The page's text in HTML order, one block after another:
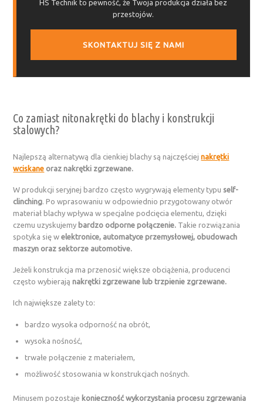
HS Technik to pewność, że Twoja produkcja działa bez
przestojów.
SKONTAKTUJ SIĘ Z NAMI
Co zamiast nitonakrętki do blachy i konstrukcji
stalowych?
Najlepszą alternatywą dla cienkiej blachy są najczęściejnakrętki
wciskane oraz nakrętki zgrzewane.
W produkcji seryjnej bardzo często wygrywają elementy typu self-
clinching. Po wprasowaniu w odpowiednio przygotowany otwór
materiał blachy wpływa w specjalne podcięcia elementu, dzięki
czemu uzyskujemy bardzo odporne połączenie. Takie rozwiązania
spotyka się welektronice, automatyce przemysłowej, obudowach
maszyn oraz sektorze automotive.
Jeżeli konstrukcja ma przenosić większe obciążenia, producenci
często wybierająnakrętki zgrzewane lub trzpienie zgrzewane.
Ich największe zalety to:
bardzo wysoka odporność na obrót,
wysoka nośność,
trwałe połączenie z materiałem,
możliwość stosowania w konstrukcjach nośnych.
Minusem pozostaje konieczność wykorzystania procesu zgrzewania